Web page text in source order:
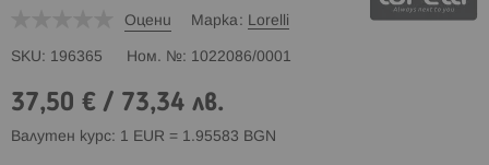
Оцени Марка Lorelli
SKU 196365 Ном. № 1022086/0001
37,50 € / 73,34 лв.
Валутен курс: 1 EUR = 1.95583 BGN